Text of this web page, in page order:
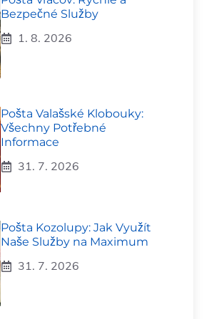
Bezpečné Služby
1. 8. 2026
Pošta Valašské Klobouky:
Všechny Potřebné
Informace
31. 7. 2026
Pošta Kozolupy: Jak Využít
Naše Služby na Maximum
31. 7. 2026